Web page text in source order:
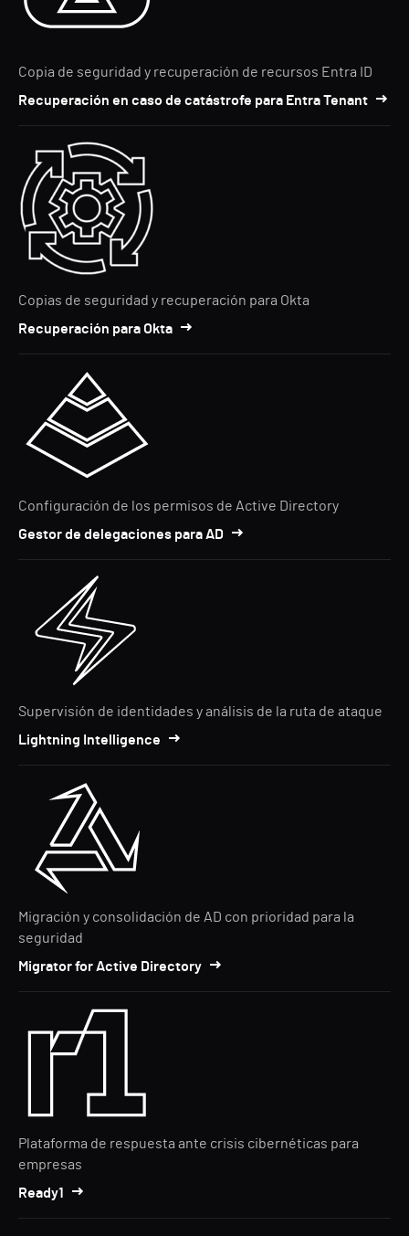
Copia de seguridad y recuperación de recursos Entra ID
Recuperación en caso de catástrofe para Entra Tenant
Copias de seguridad y recuperación para Okta
Recuperación para Okta
Configuración de los permisos de Active Directory
Gestor de delegaciones para AD
Supervisión de identidades y análisis de la ruta de ataque
Lightning Intelligence
Migración y consolidación de AD con prioridad para la
seguridad
Migrator for Active Directory
Plataforma de respuesta ante crisis cibernéticas para
empresas
Ready1